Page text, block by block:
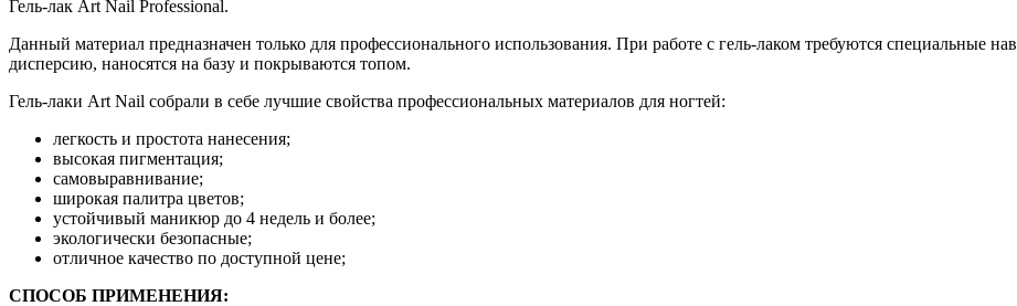
Гель-лак Art Nail Professional.
Данный материал предназначен только для профессионального использования. При работе с гель-лаком требуются специальные
дисперсию, наносятся на базу и покрываются топом.
Гель-лаки Art Nail собрали в себе лучшие свойства профессиональных материалов для ногтей:
легкость и простота нанесения;
высокая пигментация;
самовыравнивание;
широкая палитра цветов;
устойчивый маникюр до 4 недель и более;
экологически безопасные;
отличное качество по доступной цене;
СПОСОБ ПРИМЕНЕНИЯ: